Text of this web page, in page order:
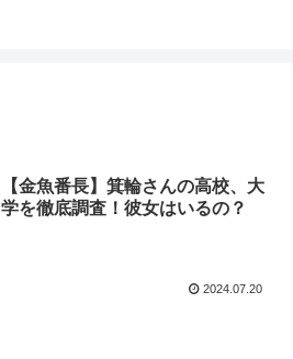
【金魚番長】箕輪さんの高校、大
学を徹底調査！彼女はいるの？
2024.07.20